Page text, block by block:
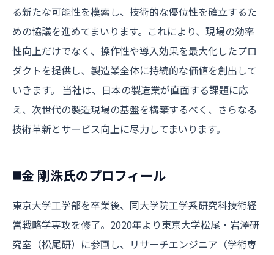
る新たな可能性を模索し、技術的な優位性を確立するた
めの協議を進めてまいります。これにより、現場の効率
性向上だけでなく、操作性や導入効果を最大化したプロ
ダクトを提供し、製造業全体に持続的な価値を創出して
いきます。 当社は、日本の製造業が直面する課題に応
え、次世代の製造現場の基盤を構築するべく、さらなる
技術革新とサービス向上に尽力してまいります。
◼️金 剛洙氏のプロフィール
東京大学工学部を卒業後、同大学院工学系研究科技術経
営戦略学専攻を修了。2020年より東京大学松尾・岩澤研
究室（松尾研）に参画し、リサーチエンジニア（学術専